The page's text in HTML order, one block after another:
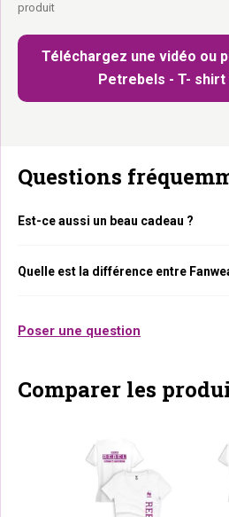
Téléchargez une vidéo ou
Petrebels - T- shirt
produit
Questions
Est-ce aussi un beau cadeau ?
Quelle est la différence entre
Poser une question
Comparer les